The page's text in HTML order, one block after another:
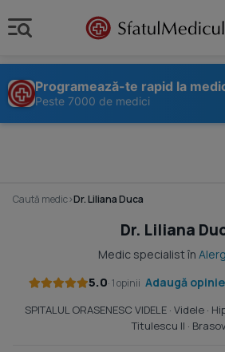
Programează-te rapid la
Peste 7000 de medici
Caută medic›Dr. Liliana Duca
Dr. Liliana
Medic specialist în
5.0· 1 opinii Adaugă opinie
SPITALUL ORASENESC VIDELE · Videle ·
Titulescu II · Brasov